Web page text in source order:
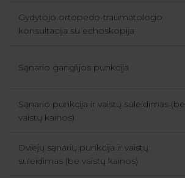
Gydytojo ortopedo-traumatologo
konsultacija su echoskopija
Sąnario ganglijos punkcija
Sąnario punkcija ir vaistų suleidimas (be
vaistų kainos)
Dviejų sąnarių punkcija ir vaistų
suleidimas (be vaistų kainos)